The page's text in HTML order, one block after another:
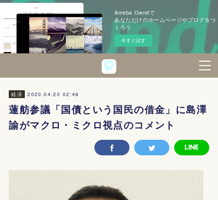
Ameba Owndで
あなただけのホームページやブログをつ
くろう
今すぐ試す
経済 2020.04.20 02:46
蓮舫参議「国債という国民の借金」に島澤
諭がマクロ・ミクロ視点のコメント